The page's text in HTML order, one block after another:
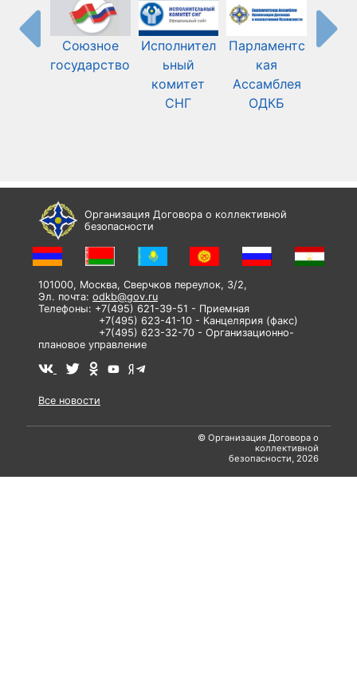
Союзное
государство
Исполнител
ьный
комитет
СНГ
Парламентс
кая
Ассамблея
ОДКБ
Организация Договора о коллективной
безопасности
101000, Москва, Сверчков переулок, 3/2,
Эл. почта: odkb@gov.ru
Телефоны: +7(495) 621-39-51 - Приемная
+7(495) 623-41-10 - Канцелярия (факс)
+7(495) 623-32-70 - Организационно-
плановое управление
Все новости
© Организация Договора о
коллективной
безопасности, 2026